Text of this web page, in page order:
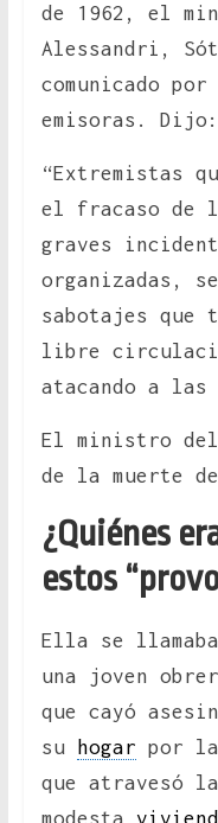
de 1962, el
Alessandri,
comunicado
emisoras. Dijo:
“Extremistas
el fracaso de
graves
organizadas,
sabotajes que
libre
atacando a las
El ministro
de la muerte
¿Quiénes
estos
Ella se
una joven
que cayó
su
hogar por
que atravesó